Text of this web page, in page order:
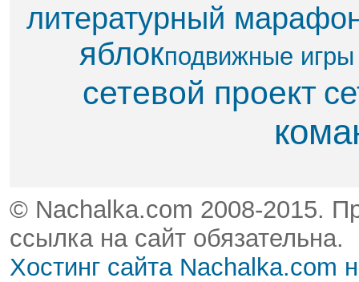
литературный
яблок​подвижные игры
сетевой проект
© Nachalka.com 2008-2015.
ссылка на сайт обязательна.
Хостинг сайта Nachalka.com